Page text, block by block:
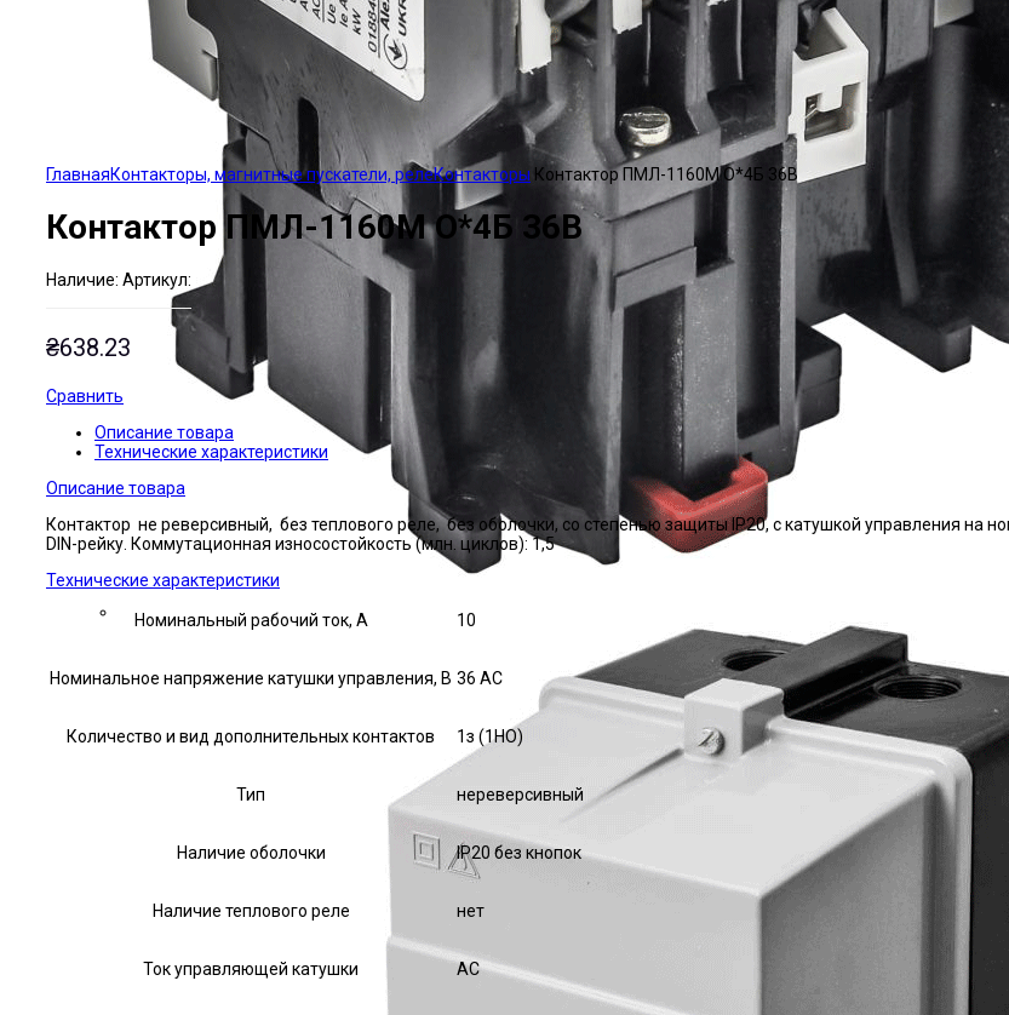
ГлавнаяКонтакторы, магнитные пускатели, релеКонтакторы Контактор ПМЛ-1160М О*4Б 36В
Контактор ПМЛ-1160М О*4Б 36В
Наличие: Артикул:
₴638.23
Сравнить
Описание товара
Технические характеристики
Описание товара
Контактор не реверсивный, без теплового реле, без оболочки, со степенью защиты IP20, с катушкой управления
DIN-рейку. Коммутационная износостойкость (млн. циклов): 1,5
Технические характеристики
Номинальный рабочий ток, А 10
Номинальное напряжение катушки управления, В 36 AC
Количество и вид дополнительных контактов 1з (1НО)
Тип нереверсивный
Наличие оболочки IP20 без кнопок
Наличие теплового реле нет
Ток управляющей катушки АС